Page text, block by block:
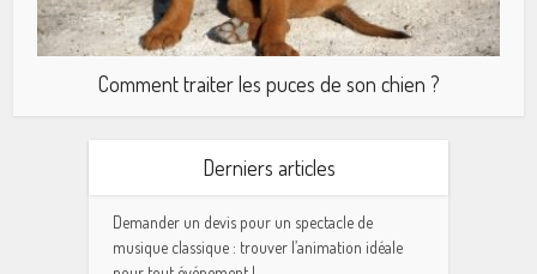
Comment traiter les puces de son chien ?
Derniers articles
Demander un devis pour un spectacle de
musique classique : trouver l’animation idéale